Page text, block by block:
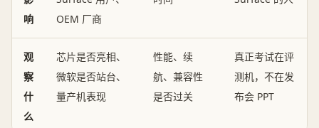
响
OEM 厂商
观
察
什
么
芯片是否亮相、
微软是否站台、
量产机表现
性能、续
航、兼容性
是否过关
真正考试在评
测机，不在发
布会 PPT